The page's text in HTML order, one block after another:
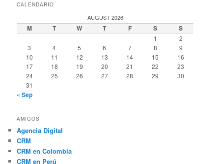
CALENDARIO
AUGUST 2026
M T W T F S S
1
2
3
4 5 6 7 8
9
10
11 12 13 14 15
16
17
18 19 20 21 22
23
24
25 26 27 28 29
30
31
« Sep
AMIGOS
Agencia Digital
CRM
CRM en Colombia
CRM en Perú